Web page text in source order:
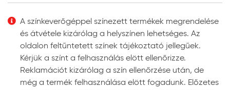
paramétereket az adott géptípushoz kell beállítani.
Színezhetőség:színkeverőgépen több ezer UV-álló
színben színezhető.
Megjegyzés: a javasolt rétegfelépítések minden esetben
a legjobb tudásunk szerinti ajánlások, és nem mentesítik
A színkeverőgéppel színezett termékek megrendelése
és átvétele kizárólag a helyszínen lehetséges. Az
oldalon feltűntetett színek tájékoztató jellegűek.
Kérjük a színt a felhasználás elött ellenőrizze.
Reklamációt kizárólag a szín ellenőrzése után, de
még a termék felhasználása elött fogadunk. Előzetes